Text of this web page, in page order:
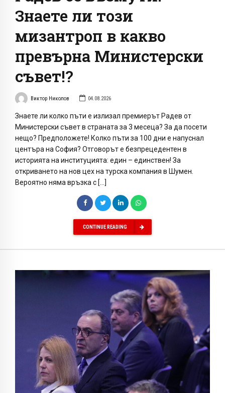
Знаете ли този
мизантроп в какво
превърна Министерски
съвет!?
Виктор Николов 04.08.2026
Знаете ли колко пъти е излизал премиерът Радев от
Министерски съвет в страната за 3 месеца? За да посети
нещо? Предположете! Колко пъти за 100 дни е напуснал
центъра на София? Отговорът е безпрецедентен в
историята на институцията: един – единствен! За
откриването на нов цех на турска компания в Шумен.
Вероятно няма връзка с […]
CONTINUE READING